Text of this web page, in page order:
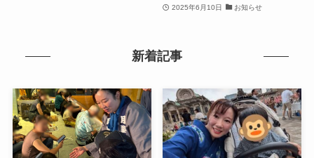
2025年6月10日 お知らせ
新着記事